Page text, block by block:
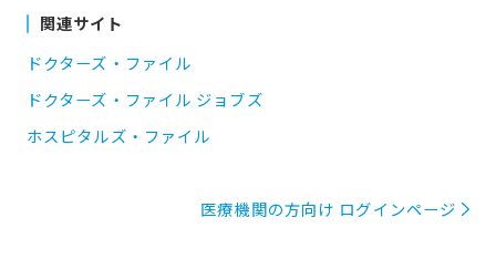
関連サイト
ドクターズ・ファイル
ドクターズ・ファイル ジョブズ
ホスピタルズ・ファイル
医療機関の方向け ログインページ